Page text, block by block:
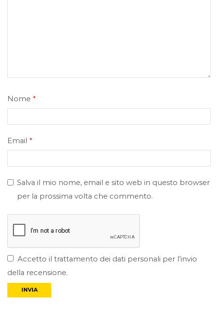
Nome *
Email *
Salva il mio nome, email e sito web in questo browser
per la prossima volta che commento.
Accetto il trattamento dei dati personali per l’invio
della recensione.